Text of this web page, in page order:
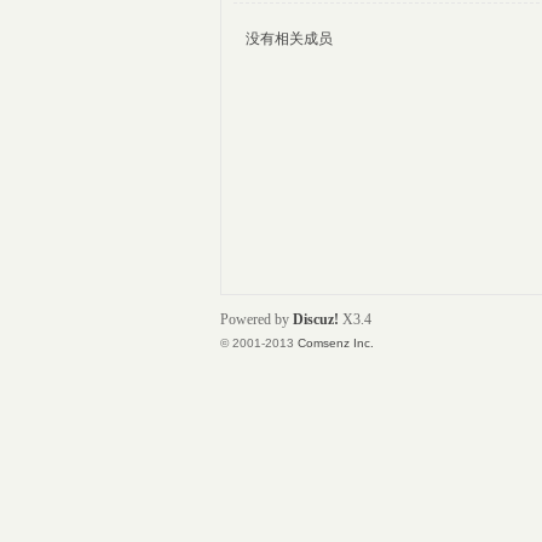
没有相关成员
Powered by Discuz! X3.4
© 2001-2013 Comsenz Inc.